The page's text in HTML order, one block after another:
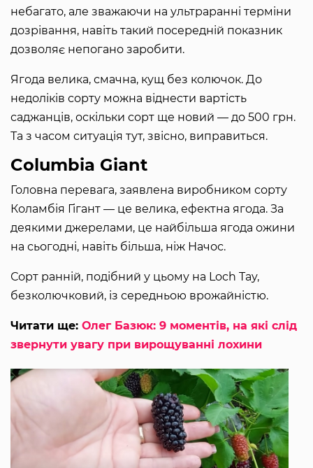
небагато, але зважаючи на ультраранні терміни
дозрівання, навіть такий посередній показник
дозволяє непогано заробити.
Ягода велика, смачна, кущ без колючок. До
недоліків сорту можна віднести вартість
саджанців, оскільки сорт ще новий — до 500 грн.
Та з часом ситуація тут, звісно, виправиться.
Columbia Giant
Головна перевага, заявлена виробником сорту
Коламбія Гігант — це велика, ефектна ягода. За
деякими джерелами, це найбільша ягода ожини
на сьогодні, навіть більша, ніж Начос.
Сорт ранній, подібний у цьому на Loch Tay,
безколючковий, із середньою врожайністю.
Читати ще: Олег Базюк: 9 моментів, на які слід
звернути увагу при вирощуванні лохини